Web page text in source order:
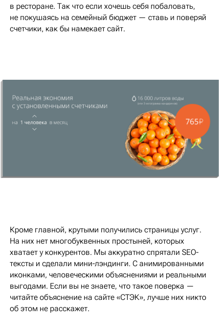
в ресторане. Так что если хочешь себя побаловать,
не покушаясь на семейный бюджет — ставь и поверяй
счетчики, как бы намекает сайт.
Кроме главной, крутыми получились страницы услуг.
На них нет многобуквенных простыней, которых
хватает у конкурентов. Мы аккуратно спрятали SEO-
тексты и сделали мини-лэндинги. С анимированными
иконками, человеческими объяснениями и реальными
выгодами. Если вы не знаете, что такое поверка —
читайте объяснение на сайте «СТЭК», лучше них никто
об этом не расскажет.